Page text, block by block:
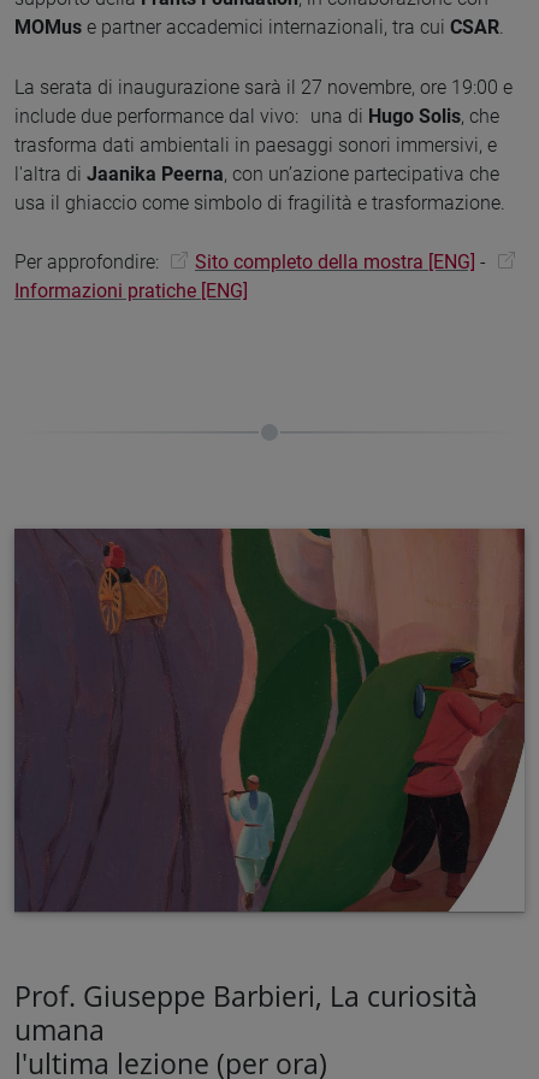
MOMus e partner accademici internazionali, tra cui CSAR.
La serata di inaugurazione sarà il 27 novembre, ore 19:00 e
include due performance dal vivo: una di Hugo Solis, che
trasforma dati ambientali in paesaggi sonori immersivi, e
l'altra di Jaanika Peerna, con un’azione partecipativa che
usa il ghiaccio come simbolo di fragilità e trasformazione.
Per approfondire: Sito completo della mostra [ENG] -
Informazioni pratiche [ENG]
Prof. Giuseppe Barbieri, La curiosità
umana
l'ultima lezione (per ora)